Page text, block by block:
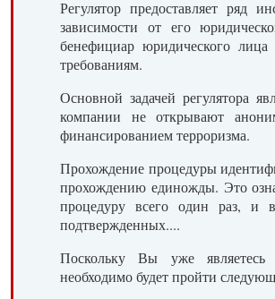
Регулятор предоставляет ряд
зависимости от его
бенефициар юридического
требованиям.
Основной задачей регулятора
компании не открывают
финансированием терроризма.
Прохождение процедуры
прохождению единожды. Это
процедуру всего один раз, и
подтвержденных....
Поскольку Вы уже
необходимо будет пройти